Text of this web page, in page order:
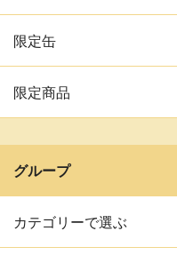
限定缶
限定商品
グループ
カテゴリーで選ぶ